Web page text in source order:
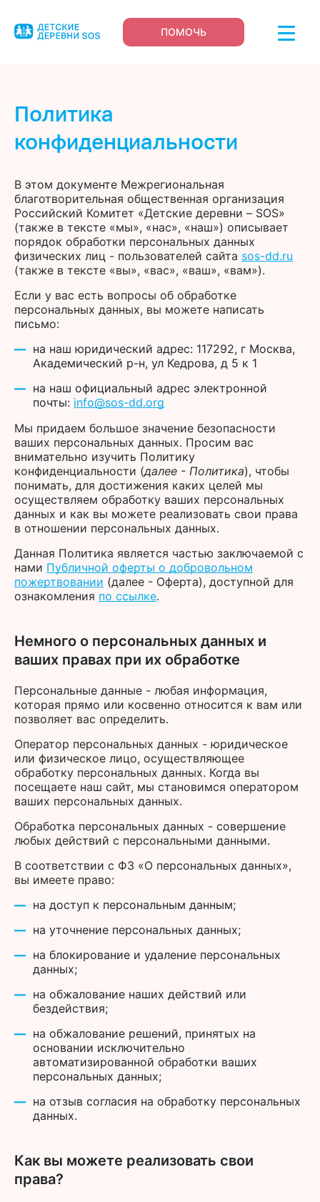
ПОМОЧЬ
Политика
конфиденциальности
В этом документе Межрегиональная
благотворительная общественная организация
Российский Комитет «Детские деревни – SOS»
(также в тексте «мы», «нас», «наш») описывает
порядок обработки персональных данных
физических лиц - пользователей сайта sos-dd.ru
(также в тексте «вы», «вас», «ваш», «вам»).
Если у вас есть вопросы об обработке
персональных данных, вы можете написать
письмо:
на наш юридический адрес: 117292, г Москва,
Академический р-н, ул Кедрова, д 5 к 1
на наш официальный адрес электронной
почты: info@sos-dd.org
Мы придаем большое значение безопасности
ваших персональных данных. Просим вас
внимательно изучить Политику
конфиденциальности (далее - Политика), чтобы
понимать, для достижения каких целей мы
осуществляем обработку ваших персональных
данных и как вы можете реализовать свои права
в отношении персональных данных.
Данная Политика является частью заключаемой с
нами Публичной оферты о добровольном
пожертвовании (далее - Оферта), доступной для
ознакомления по ссылке.
Немного о персональных данных и
ваших правах при их обработке
Персональные данные - любая информация,
которая прямо или косвенно относится к вам или
позволяет вас определить.
Оператор персональных данных - юридическое
или физическое лицо, осуществляющее
обработку персональных данных. Когда вы
посещаете наш сайт, мы становимся оператором
ваших персональных данных.
Обработка персональных данных - совершение
любых действий с персональными данными.
В соответствии с ФЗ «О персональных данных»,
вы имеете право:
на доступ к персональным данным;
на уточнение персональных данных;
на блокирование и удаление персональных
данных;
на обжалование наших действий или
бездействия;
на обжалование решений, принятых на
основании исключительно
автоматизированной обработки ваших
персональных данных;
на отзыв согласия на обработку персональных
данных.
Как вы можете реализовать свои
права?